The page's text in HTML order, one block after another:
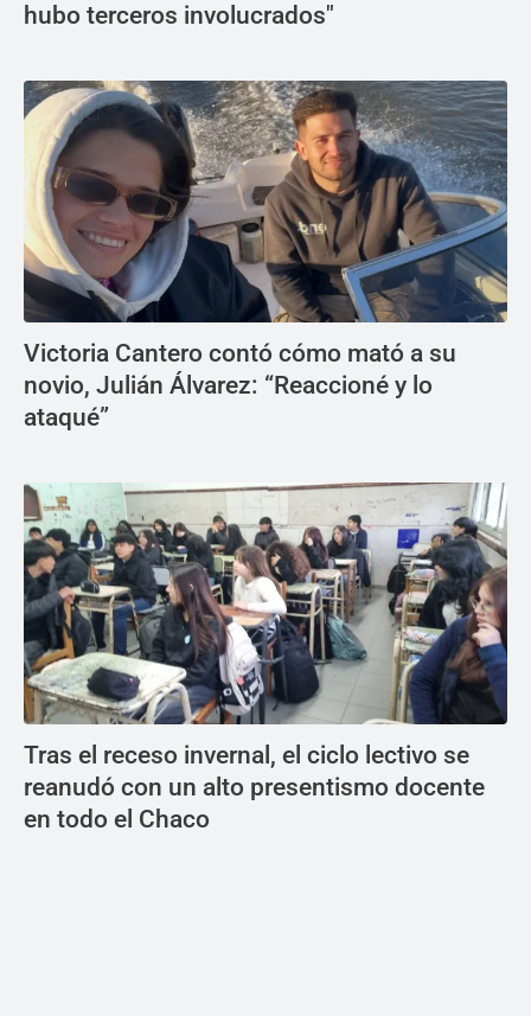
hubo terceros involucrados"
Victoria Cantero contó cómo mató a su
novio, Julián Álvarez: “Reaccioné y lo
ataqué”
Tras el receso invernal, el ciclo lectivo se
reanudó con un alto presentismo docente
en todo el Chaco